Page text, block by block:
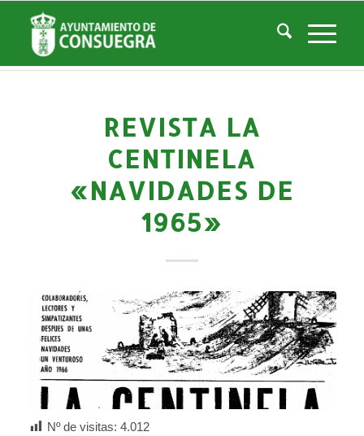
Noticias
Usted está aquí: Inicio / Noticias Archivo Municipal /
Actividades Archivo / Revista La Centinela «Navidades de 1965»
REVISTA LA
CENTINELA
«NAVIDADES DE
1965»
Nº de visitas: 4.012